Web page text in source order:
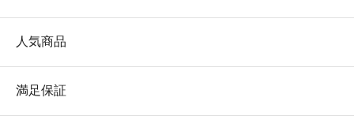
人気商品
満足保証